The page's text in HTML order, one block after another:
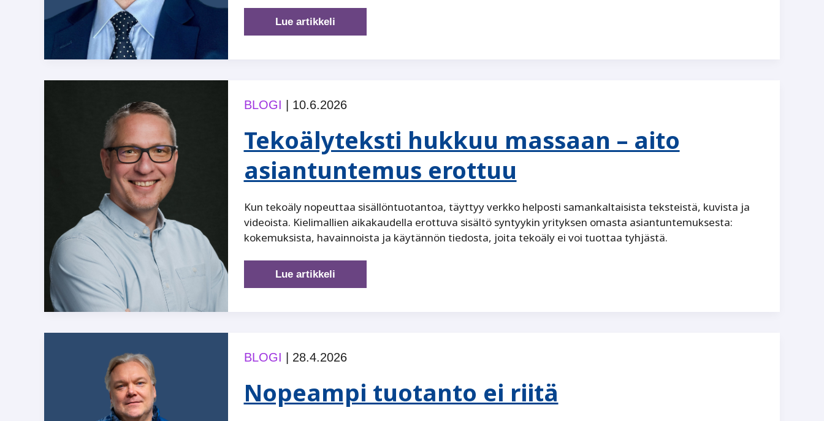
Tekoäly
taloushallinnossa
tarkoittaa
juuri
pk-
yritykselle?
Lue artikkeli
BLOGI 10.6.2026
Tekoälyteksti hukkuu massaan – aito
asiantuntemus erottuu
Kun tekoäly nopeuttaa sisällöntuotantoa, täyttyy verkko helposti samankaltaisista teksteistä, kuvista ja
videoista. Kielimallien aikakaudella erottuva sisältö syntyykin yrityksen omasta asiantuntemuksesta:
kokemuksista, havainnoista ja käytännön tiedosta, joita tekoäly ei voi tuottaa tyhjästä.
Tekoälyteksti
hukkuu
asiantuntemus
erottuu
Lue artikkeli
BLOGI 28.4.2026
Nopeampi tuotanto ei riitä